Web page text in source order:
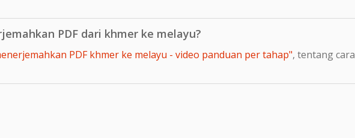
PDF dari khmer ke melayu?
PDF khmer ke melayu - video panduan per tahap", tentang cara